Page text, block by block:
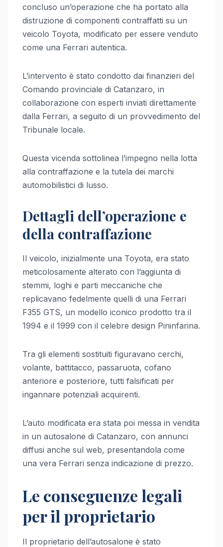
concluso un’operazione che ha portato alla
distruzione di componenti contraffatti su un
veicolo Toyota, modificato per essere venduto
come una Ferrari autentica.
L’intervento è stato condotto dai finanzieri del
Comando provinciale di Catanzaro, in
collaborazione con esperti inviati direttamente
dalla Ferrari, a seguito di un provvedimento del
Tribunale locale.
Questa vicenda sottolinea l’impegno nella lotta
alla contraffazione e la tutela dei marchi
automobilistici di lusso.
Dettagli dell’operazione e
della contraffazione
Il veicolo, inizialmente una Toyota, era stato
meticolosamente alterato con l’aggiunta di
stemmi, loghi e parti meccaniche che
replicavano fedelmente quelli di una Ferrari
F355 GTS, un modello iconico prodotto tra il
1994 e il 1999 con il celebre design Pininfarina.
Tra gli elementi sostituiti figuravano cerchi,
volante, battitacco, passaruota, cofano
anteriore e posteriore, tutti falsificati per
ingannare potenziali acquirenti.
L’auto modificata era stata poi messa in vendita
in un autosalone di Catanzaro, con annunci
diffusi anche sul web, presentandola come
una vera Ferrari senza indicazione di prezzo.
Le conseguenze legali
per il proprietario
Il proprietario dell’autosalone è stato